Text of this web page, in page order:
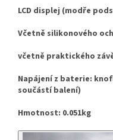
LCD displej (modře
Včetně silikonového
včetně praktického
Napájení z baterie:
součástí balení)
Hmotnost: 0.051kg